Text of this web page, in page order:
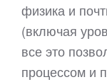
физика и
(включая
все это
процессом и